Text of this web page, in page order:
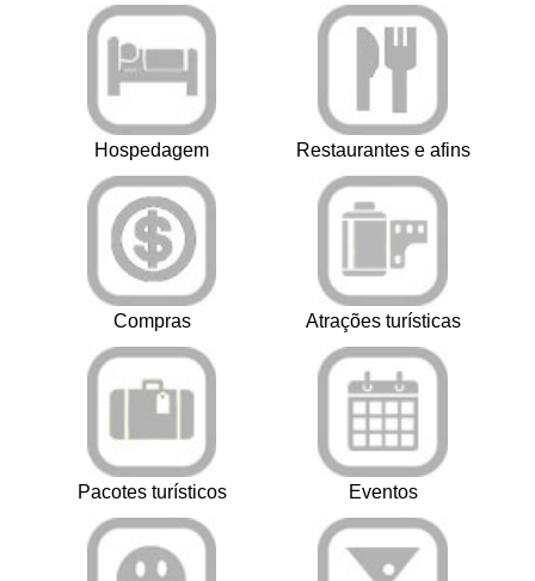
Hospedagem Restaurantes e afins
Compras Atrações turísticas
Pacotes turísticos Eventos